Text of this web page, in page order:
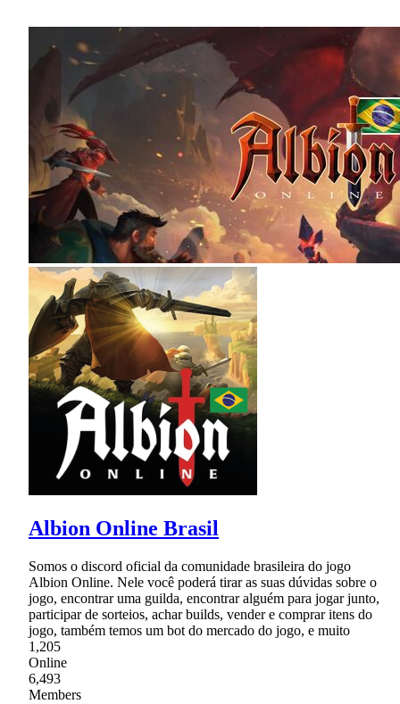
Albion Online Brasil
Somos o discord oficial da comunidade brasileira do jogo
Albion Online. Nele você poderá tirar as suas dúvidas sobre o
jogo, encontrar uma guilda, encontrar alguém para jogar junto,
participar de sorteios, achar builds, vender e comprar itens do
jogo, também temos um bot do mercado do jogo, e muito
1,205
Online
6,493
Members